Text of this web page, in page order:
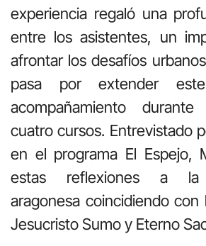
experiencia regaló una
entre los asistentes, un
afrontar los desafíos
pasa por extender
acompañamiento
cuatro cursos. Entrevistado
en el programa El Espejo,
estas reflexiones a la
aragonesa coincidiendo
Jesucristo Sumo y Eterno